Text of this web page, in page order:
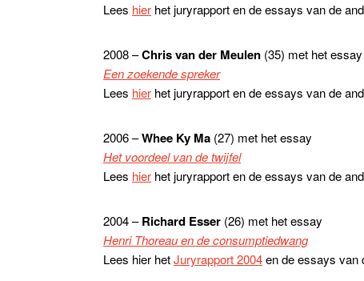
Lees hier het juryrapport en de essays van de
2008 –Chris van der Meulen (35) met het essay
Een zoekende spreker
Lees hier het juryrapport en de essays van de
2006 –Whee Ky Ma (27) met het essay
Het voordeel van de twijfel
Lees hier het juryrapport en de essays van de
2004 –Richard Esser (26) met het essay
Henri Thoreau en de consumptiedwang
Lees hier hetJuryrapport 2004en de essays van